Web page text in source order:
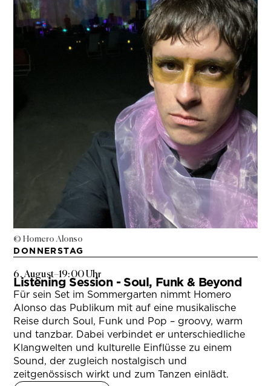
© Homero Alonso
DONNERSTAG
6. August–19:00 Uhr
Listening Session - Soul, Funk & Beyond
Für sein Set im Sommergarten nimmt Homero
Alonso das Publikum mit auf eine musikalische
Reise durch Soul, Funk und Pop – groovy, warm
und tanzbar. Dabei verbindet er unterschiedliche
Klangwelten und kulturelle Einflüsse zu einem
Sound, der zugleich nostalgisch und
zeitgenössisch wirkt und zum Tanzen einlädt.